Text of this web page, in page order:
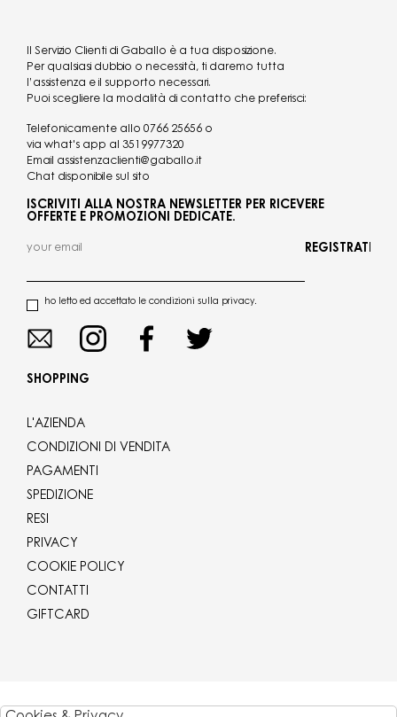
Il Servizio Clienti di Gaballo è a tua disposizione.
Per qualsiasi dubbio o necessità, ti daremo tutta
l’assistenza e il supporto necessari.
Puoi scegliere la modalità di contatto che preferisci:
Telefonicamente allo 0766 25656 o
via what's app al 3519977320
Email assistenzaclienti@gaballo.it
Chat disponibile sul sito
ISCRIVITI ALLA NOSTRA NEWSLETTER PER RICEVERE
OFFERTE E PROMOZIONI DEDICATE.
ho letto ed accettato le condizioni sulla privacy.
REGISTRATI
SHOPPING
L'AZIENDA
CONDIZIONI DI VENDITA
PAGAMENTI
SPEDIZIONE
RESI
PRIVACY
COOKIE POLICY
CONTATTI
GIFTCARD